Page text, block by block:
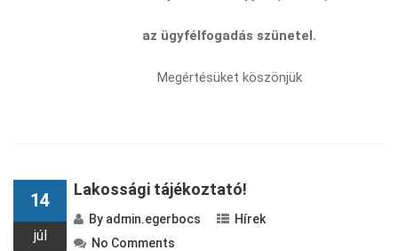
az ügyfélfogadás szünetel.
Megértésüket köszönjük
14
júl
Lakossági tájékoztató!
By admin.egerbocs
Hírek
No Comments